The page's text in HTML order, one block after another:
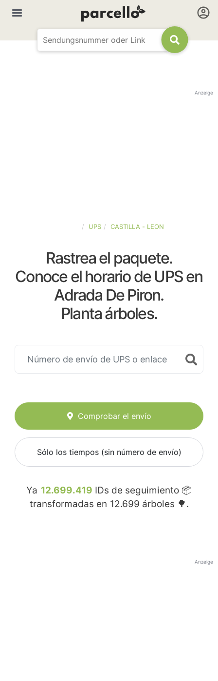
Anzeige
UPS CASTILLA - LEON
Rastrea el paquete.
Conoce el horario de UPS en
Adrada De Piron.
Planta árboles.
Comprobar el envío
Sólo los tiempos (sin número de envío)
Ya 12.699.419 IDs de seguimiento 📦
transformadas en 12.699 árboles 🌳.
Anzeige